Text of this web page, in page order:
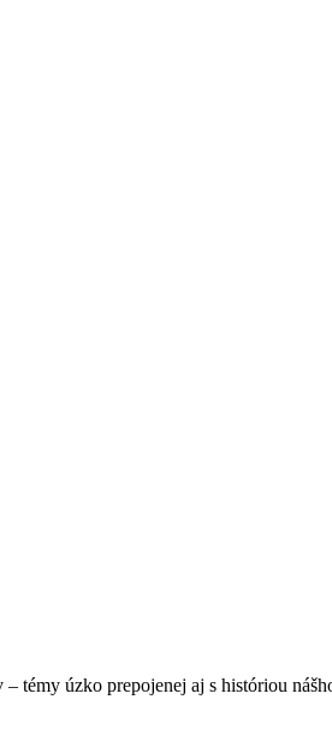
úzko prepojenej aj s históriou